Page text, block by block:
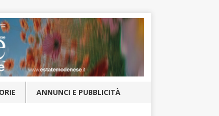
ANNUNCI E PUBBLICITÀ